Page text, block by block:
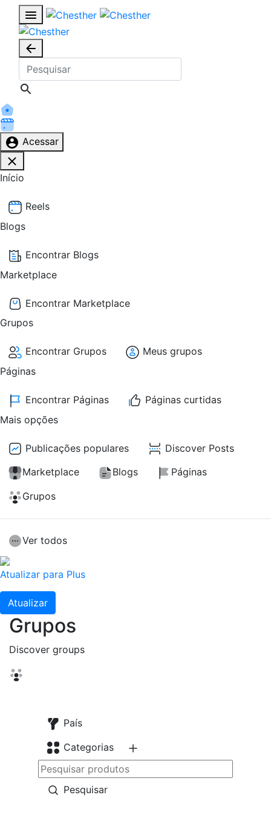
Acessar
Início
Reels
Blogs
Encontrar Blogs
Marketplace
Encontrar Marketplace
Grupos
Encontrar Grupos
Meus grupos
Páginas
Encontrar Páginas
Páginas curtidas
Mais opções
Publicações populares
Discover Posts
Marketplace
Blogs
Páginas
Grupos
Ver todos
Atualizar para Plus
Atualizar
Grupos
Discover groups
País
Categorias
Pesquisar